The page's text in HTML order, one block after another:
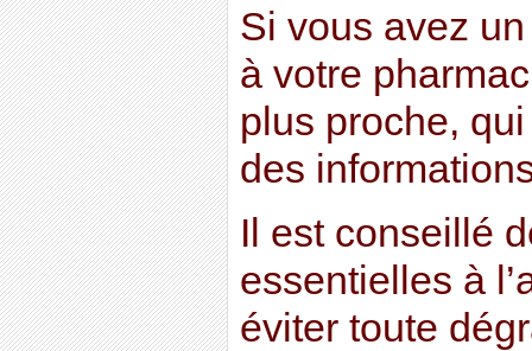
Si vous avez
à votre
plus proche,
des
Il est conseillé
essentielles à
éviter toute